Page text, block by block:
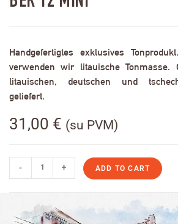
Handgefertigtes exklusives
verwenden wir litauische
litauischen, deutschen und
geliefert.
31,00 € (su PVM)
- + ADD TO CART